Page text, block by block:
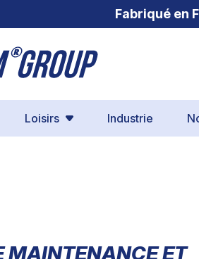
Fabriqué en
Loisirs Industrie
MAINTENANCE ET